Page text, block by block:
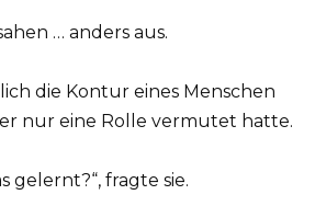
… anders aus.
die Kontur eines Menschen
nur eine Rolle vermutet hatte.
gelernt?“, fragte sie.